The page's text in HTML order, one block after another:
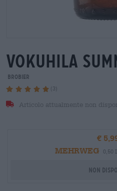
vokuhila
BroBier
(3)
Articolo attualmente non
€
MEHRWEG
0,50
Non